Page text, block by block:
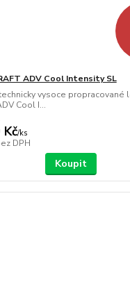
ADV Cool Intensity SL
vysoce propracované
Cool I...
/ks
DPH
Koupit